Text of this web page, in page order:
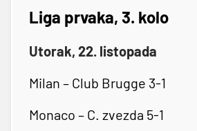
Liga prvaka, 3. kolo
Utorak, 22. listopada
Milan – Club Brugge 3-1
Monaco – C. zvezda 5-1